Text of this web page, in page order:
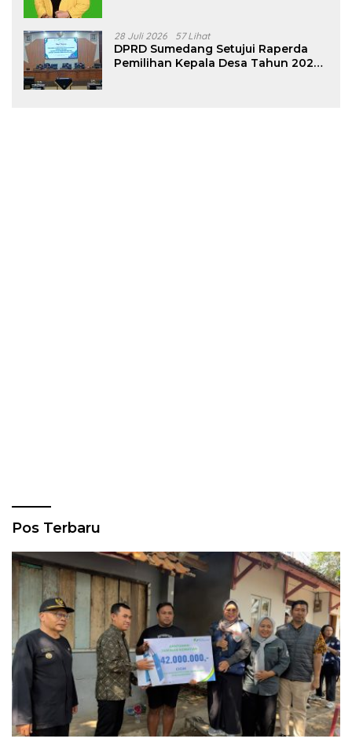
28 Juli 2026 57 Lihat
DPRD Sumedang Setujui Raperda
Pemilihan Kepala Desa Tahun 2026
Pos Terbaru